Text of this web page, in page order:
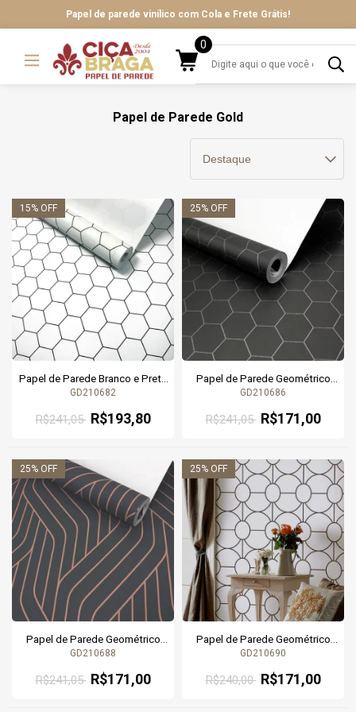
Papel de parede vinílico com Cola e Frete Grátis!
0
Papel de Parede Gold
15% OFF
Papel de Parede Branco e Preto
Geométrico Colmeia - 9,5 metros
Grátis
GD210682
R$241,05 R$193,80
25% OFF
Papel de Parede Geométrico
Colmeia Preto com Leve Fio
Coleção Gold | Cola Grátis
GD210686
R$241,05 R$171,00
25% OFF
Papel de Parede Geométrico
Cinza Escuro com Linhas - 9,5
| Cola Grátis
GD210688
R$241,05 R$171,00
25% OFF
Papel de Parede Geométrico
Estilizado Gelo com Fio Metálico
210690 - Coleção Gold | Cola
Grátis
GD210690
R$240,00 R$171,00